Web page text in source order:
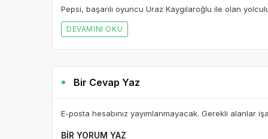
Pepsi, başarılı oyuncu Uraz Kaygılaroğlu ile olan
DEVAMINI OKU
Bir Cevap Yaz
E-posta hesabınız yayımlanmayacak. Gerekli alanlar
BIR YORUM YAZ